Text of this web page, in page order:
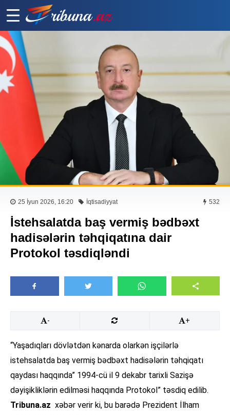
25 İyun 2026, 16:20 İqtisadiyyat 532
İstehsalatda baş vermiş bədbəxt
hadisələrin təhqiqatına dair
Protokol təsdiqləndi
- +
“Yaşadıqları dövlətdən kənarda olarkən işçilərlə
istehsalatda baş vermiş bədbəxt hadisələrin təhqiqatı
qaydası haqqında” 1994-cü il 9 dekabr tarixli Sazişə
dəyişikliklərin edilməsi haqqında Protokol” təsdiq edilib.
Tribuna.az xəbər verir ki, bu barədə Prezident İlham